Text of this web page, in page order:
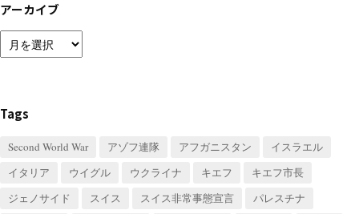
アーカイブ
ー
ブ
Tags
Second World War アゾフ連隊 アフガニスタン
イスラエル
イタリア
ウイグル ウクライナ キエフ
キエフ市長
ジェノサイド
スイス スイス非常事態宣言
パレスチナ